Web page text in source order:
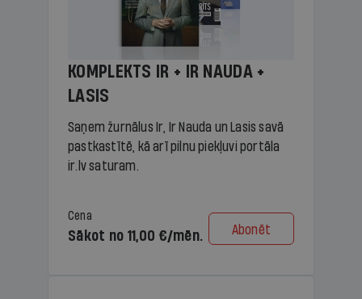
KOMPLEKTS IR + IR NAUDA +
LASIS
Saņem žurnālus Ir, Ir Nauda un Lasis savā
pastkastītē, kā arī pilnu piekļuvi portāla
ir.lv saturam.
Cena
Sākot no 11,00 €/mēn. Abonēt